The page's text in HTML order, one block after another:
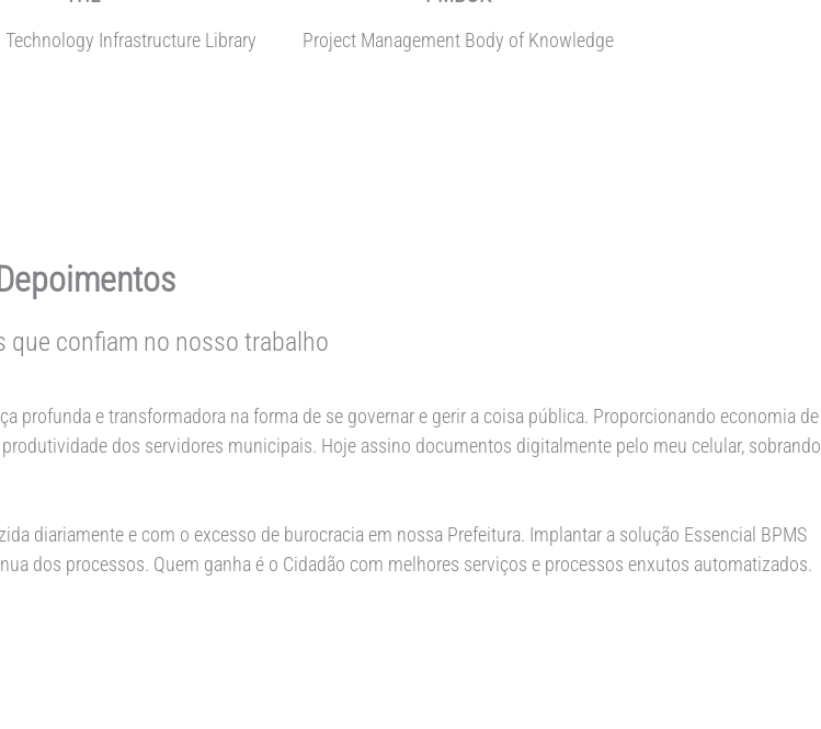
Infrastructure Library Project Management Body of Knowledge
que confiam no nosso trabalho
profunda e transformadora na forma de se governar e gerir a coisa pública. Proporcionando economia de
dos servidores municipais. Hoje assino documentos digitalmente pelo meu celular, sobrando
diariamente e com o excesso de burocracia em nossa Prefeitura. Implantar a solução Essencial BPMS
dos processos. Quem ganha é o Cidadão com melhores serviços e processos enxutos automatizados.